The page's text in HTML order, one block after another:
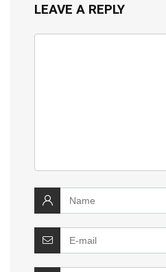
LEAVE A REPLY